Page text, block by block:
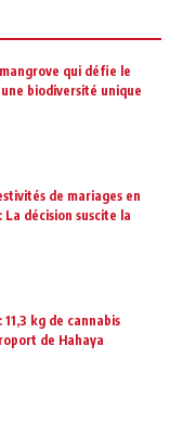
qui défie le
biodiversité unique
de mariages en
La décision suscite la
kg de cannabis
de Hahaya